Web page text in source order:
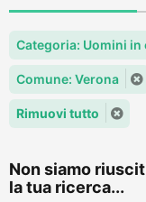
Categoria: Uomini in
Comune: Verona
Rimuovi tutto
Non siamo
la tua ricerca...